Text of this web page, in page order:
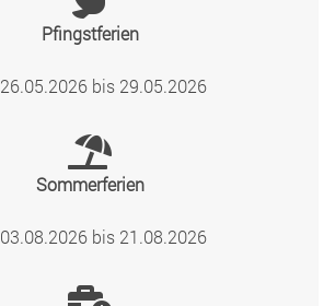
Pfingstferien
26.05.2026 bis 29.05.2026
Sommerferien
03.08.2026 bis 21.08.2026